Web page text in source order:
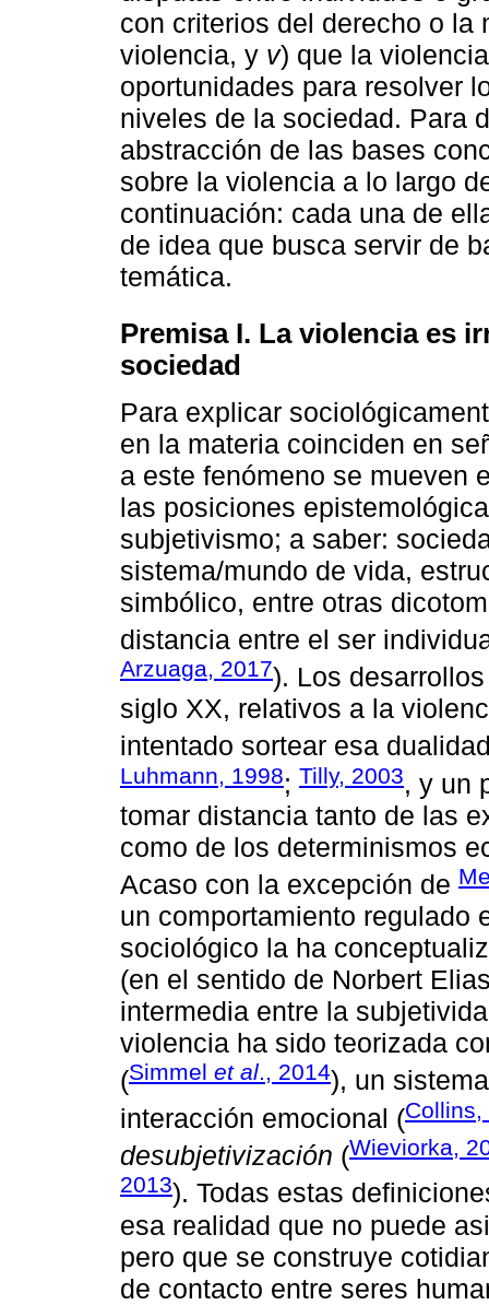
con criterios del derecho o la
violencia, y v) que la
oportunidades para resolver
niveles de la sociedad. Para
abstracción de las bases
sobre la violencia a lo largo
continuación: cada una de
de idea que busca servir de
temática.
Premisa I. La violencia es
sociedad
Para explicar
en la materia coinciden en
a este fenómeno se mueven
las posiciones
subjetivismo; a saber:
sistema/mundo de vida,
simbólico, entre otras
distancia entre el ser
Arzuaga, 2017). Los
siglo XX, relativos a la
intentado sortear esa
Luhmann, 1998; Tilly, 2003, y un
tomar distancia tanto de las
como de los determinismos
Acaso con la excepción de
un comportamiento regulado
sociológico la ha
(en el sentido de Norbert
intermedia entre la
violencia ha sido teorizada
(Simmel et al., 2014), un
interacción emocional (Collins,
desubjetivización (Wieviorka,
2013). Todas estas
esa realidad que no puede
pero que se construye
de contacto entre seres